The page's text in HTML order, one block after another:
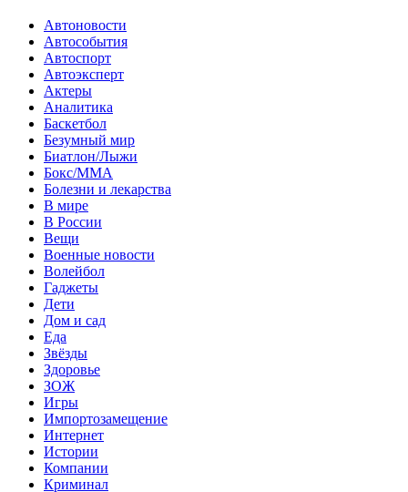
Автоновости
Автособытия
Автоспорт
Автоэксперт
Актеры
Аналитика
Баскетбол
Безумный мир
Биатлон/Лыжи
Бокс/MMA
Болезни и лекарства
В мире
В России
Вещи
Военные новости
Волейбол
Гаджеты
Дети
Дом и сад
Еда
Звёзды
Здоровье
ЗОЖ
Игры
Импортозамещение
Интернет
Истории
Компании
Криминал